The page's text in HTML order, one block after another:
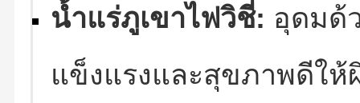
น้ำแร่ภูเขาไฟวิชี่: อุดมด้
แข็งแรงและสุขภาพดีให้